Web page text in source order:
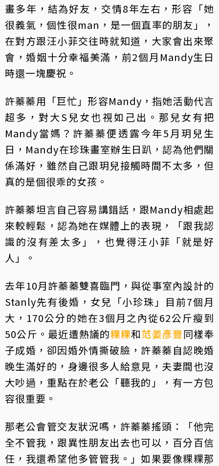
畫多年，結為好友，交情8年左右，形容「她
很義氣，個性很man，是一個直率的朋友」，
在對方跟汪小菲交往時就知道，大家會出來聚
會，婚姻十分幸福美滿，前2個月Mandy生日
時還一塊慶祝。
許蓁蓁用「巨忙」形容Mandy，指她活動代言
超多，對大S兒女也視如己出。那兒女有把
Mandy當媽？許蓁蓁便透露今年5月玥兒生
日，Mandy在珍珠畫室辦生日趴，認為他們關
係滿好，雖然自己跟玥兒接觸時間不太多，但
真的是個很乖的女孩。
許蓁蓁坦言自己容易講錯話，跟Mandy相處起
來較輕鬆，認為她在媒體上的表現，「跟我認
識的沒有差太多」，也覺得汪小菲「就是好
人」。
去年10月許蓁蓁雙喜臨門，與從事室內設計的
Stanly先有後婚，女兒「小珍珠」目前7個月
大，170公分的她在3個月之內從62公斤瘦到
50公斤。最近遭熱議的粿粿和范姜彥豐同樣奉
子成婚，卻因婚外情撕破臉，許蓁蓁自認晚婚
晚生滿好的，身邊很多人給意見，夫妻間也沒
大吵過，重點在於老公「聽我的」，有一方包
容很重要。
那老公會管交友狀況嗎，許蓁蓁搖頭：「他完
全不管我，跟異性朋友出去也可以，百分百信
任，我還希望他多管管我。」如果要像粿粿那